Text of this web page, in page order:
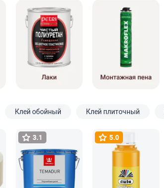
Клей обойный Клей плиточный
3.1 5.0